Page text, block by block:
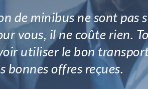
de minibus ne sont pas
vous, il ne coûte rien.
utiliser le bon
bonnes offres reçues.